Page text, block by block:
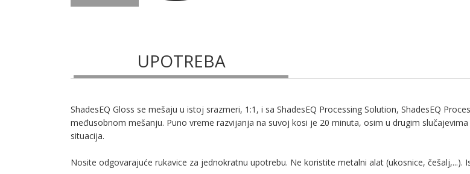
UPOTREBA
ShadesEQ Gloss se mešaju u istoj srazmeri, 1:1, i sa ShadesEQ Processing Solution, ShadesEQ
međusobnom mešanju. Puno vreme razvijanja na suvoj kosi je 20 minuta, osim u drugim
situacija.
Nosite odgovarajuće rukavice za jednokratnu upotrebu. Ne koristite metalni alat (ukosnice,